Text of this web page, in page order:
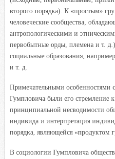
второго порядка). К «простым»
человеческие сообщества,
антропологическими и
первобытные орды, племена и т.
социальные образования,
и т. д.
Примечательными особенностями
Гумпловича были его стремление
принципиальной несводимости
индивида и интерпретация
порядка, являющейся «продуктом
В социологии Гумпловича